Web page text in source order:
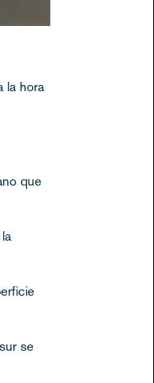
la hora
que
se